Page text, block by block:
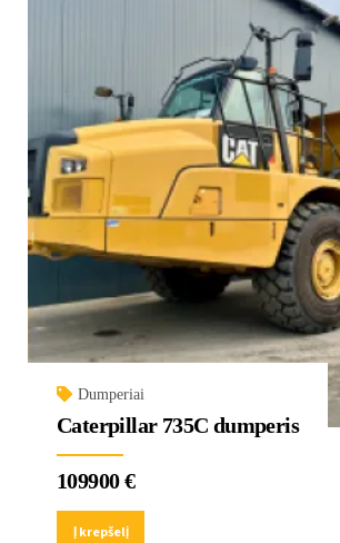
Dumperiai
Caterpillar 735C dumperis
109900€
Į krepšelį